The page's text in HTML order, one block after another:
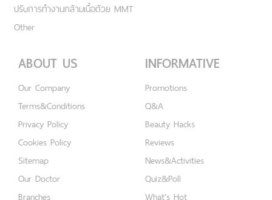
ปรับการทำงานกล้ามเนื้อด้วย MMT
Other
ABOUT US
Our Company
Terms&Conditions
Privacy Policy
Cookies Policy
Sitemap
Our Doctor
Branches
INFORMATIVE
Promotions
Q&A
Beauty Hacks
Reviews
News&Activities
Quiz&Poll
What's Hot